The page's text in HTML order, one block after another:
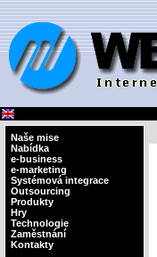
Naše mise
Nabídka
e-business
e-marketing
Systémová integrace
Outsourcing
Produkty
Hry
Technologie
Zaměstnání
Kontakty